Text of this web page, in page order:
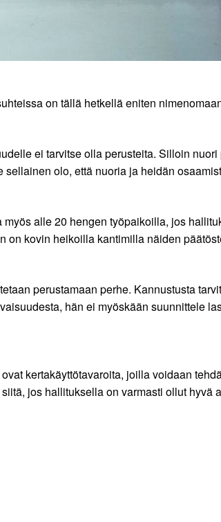
on tällä hetkellä eniten
ei tarvitse olla perusteita. Silloin
olo, että nuoria ja heidän
alle 20 hengen työpaikoilla, jos
on kovin heikoilla kantimilla näiden
perustamaan perhe. Kannustusta
hän ei myöskään suunnittele
kertakäyttötavaroita, joilla voidaan
jos hallituksella on varmasti ollut